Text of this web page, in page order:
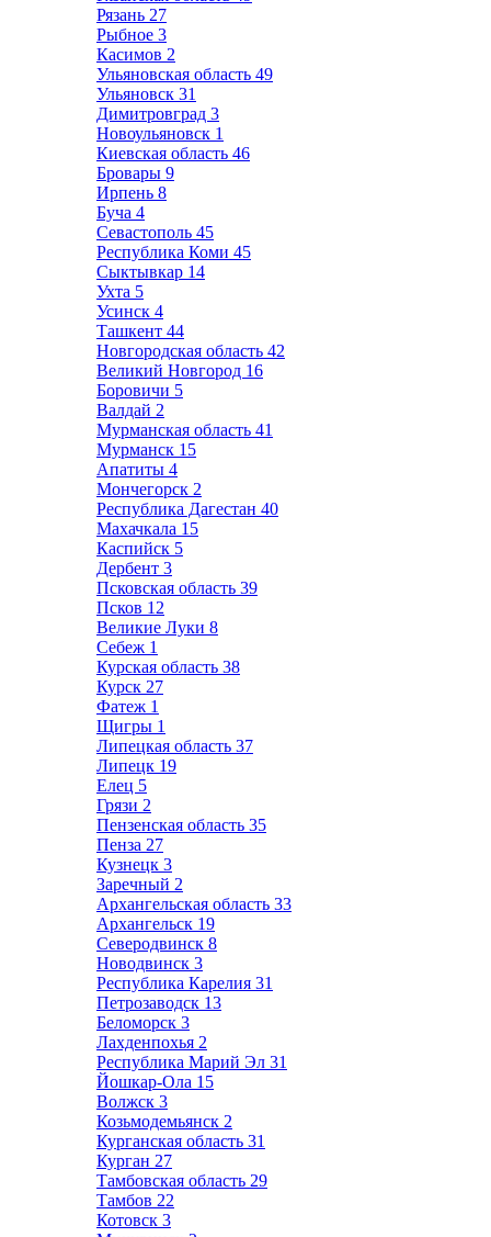
Рязань 27
Рыбное 3
Касимов 2
Ульяновская область 49
Ульяновск 31
Димитровград 3
Новоульяновск 1
Киевская область 46
Бровары 9
Ирпень 8
Буча 4
Севастополь 45
Республика Коми 45
Сыктывкар 14
Ухта 5
Усинск 4
Ташкент 44
Новгородская область 42
Великий Новгород 16
Боровичи 5
Валдай 2
Мурманская область 41
Мурманск 15
Апатиты 4
Мончегорск 2
Республика Дагестан 40
Махачкала 15
Каспийск 5
Дербент 3
Псковская область 39
Псков 12
Великие Луки 8
Себеж 1
Курская область 38
Курск 27
Фатеж 1
Щигры 1
Липецкая область 37
Липецк 19
Елец 5
Грязи 2
Пензенская область 35
Пенза 27
Кузнецк 3
Заречный 2
Архангельская область 33
Архангельск 19
Северодвинск 8
Новодвинск 3
Республика Карелия 31
Петрозаводск 13
Беломорск 3
Лахденпохья 2
Республика Марий Эл 31
Йошкар-Ола 15
Волжск 3
Козьмодемьянск 2
Курганская область 31
Курган 27
Тамбовская область 29
Тамбов 22
Котовск 3